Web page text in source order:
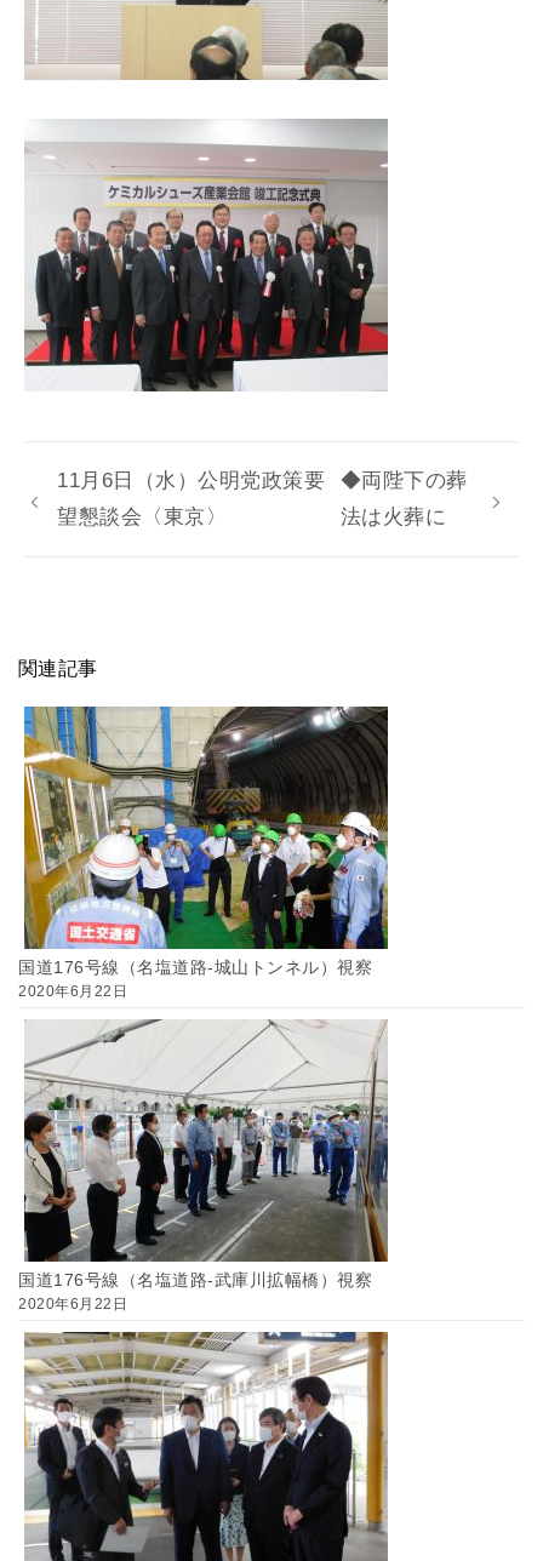
11月6日（水）公明党政策要
望懇談会〈東京〉
◆両陛下の葬
法は火葬に
関連記事
国道176号線（名塩道路-城山トンネル）視察
2020年6月22日
国道176号線（名塩道路-武庫川拡幅橋）視察
2020年6月22日